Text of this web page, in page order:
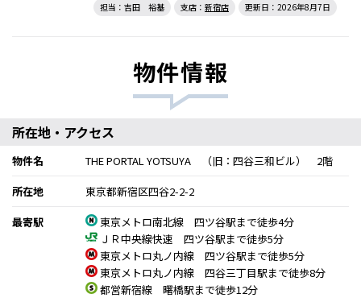
担当：吉田 裕基 支店： 新宿店 更新日：2026年8月7日
物件情報
所在地・アクセス
物件名
THE PORTAL YOTSUYA （旧：四谷三和ビル） 2階
所在地
東京都新宿区四谷2-2-2
最寄駅
東京メトロ南北線 四ツ谷駅まで徒歩4分
ＪＲ中央線快速 四ツ谷駅まで徒歩5分
東京メトロ丸ノ内線 四ツ谷駅まで徒歩5分
東京メトロ丸ノ内線 四谷三丁目駅まで徒歩8分
都営新宿線 曙橋駅まで徒歩12分